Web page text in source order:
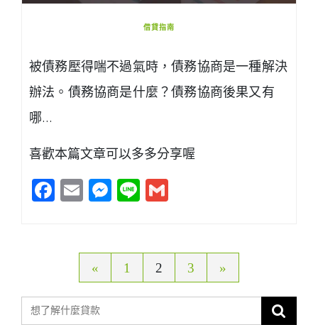
借貸指南
被債務壓得喘不過氣時，債務協商是一種解決
辦法。債務協商是什麼？債務協商後果又有
哪…
喜歡本篇文章可以多多分享喔
Facebook
EmailMessenger
Line
文
章
« 1 2 3 »